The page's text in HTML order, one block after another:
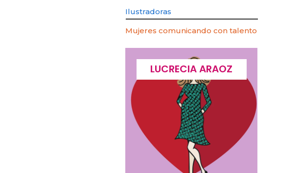
Ilustradoras
Mujeres comunicando con talento
LUCRECIA ARAOZ